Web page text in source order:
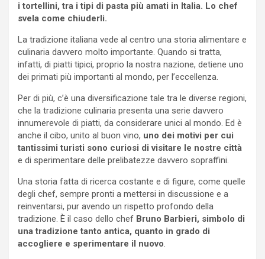
i tortellini, tra i tipi di pasta più amati in Italia. Lo chef
svela come chiuderli.
La tradizione italiana vede al centro una storia alimentare e
culinaria davvero molto importante. Quando si tratta,
infatti, di piatti tipici, proprio la nostra nazione, detiene uno
dei primati più importanti al mondo, per l’eccellenza.
Per di più, c’è una diversificazione tale tra le diverse regioni,
che la tradizione culinaria presenta una serie davvero
innumerevole di piatti, da considerare unici al mondo. Ed è
anche il cibo, unito al buon vino, uno dei motivi per cui
tantissimi turisti sono curiosi di visitare le nostre città
e di sperimentare delle prelibatezze davvero sopraffini.
Una storia fatta di ricerca costante e di figure, come quelle
degli chef, sempre pronti a mettersi in discussione e a
reinventarsi, pur avendo un rispetto profondo della
tradizione. È il caso dello chef Bruno Barbieri, simbolo di
una tradizione tanto antica, quanto in grado di
accogliere e sperimentare il nuovo.